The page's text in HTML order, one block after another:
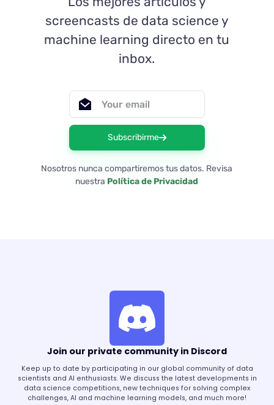
screencasts de data science y
machine learning directo en tu
inbox.
Subscribirme
Nosotros nunca compartiremos tus datos. Revisa
nuestra Política de Privacidad
Join our private community in Discord
Keep up to date by participating in our global community of data
scientists and AI enthusiasts. We discuss the latest developments in
data science competitions, new techniques for solving complex
challenges, AI and machine learning models, and much more!